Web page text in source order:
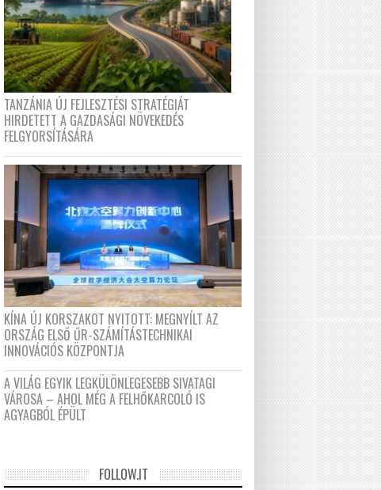
TANZÁNIA ÚJ FEJLESZTÉSI STRATÉGIÁT
HIRDETETT A GAZDASÁGI NÖVEKEDÉS
FELGYORSÍTÁSÁRA
KÍNA ÚJ KORSZAKOT NYITOTT: MEGNYÍLT AZ
ORSZÁG ELSŐ ŰR-SZÁMÍTÁSTECHNIKAI
INNOVÁCIÓS KÖZPONTJA
A VILÁG EGYIK LEGKÜLÖNLEGESEBB SIVATAGI
VÁROSA – AHOL MÉG A FELHŐKARCOLÓ IS
AGYAGBÓL ÉPÜLT
FOLLOW.IT